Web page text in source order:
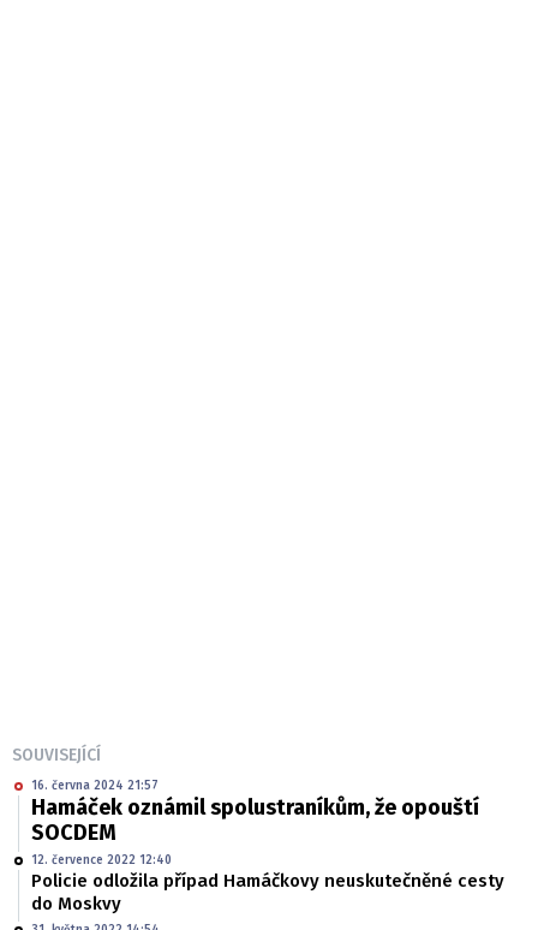
SOUVISEJÍCÍ
16. června 2024 21:57
Hamáček oznámil spolustraníkům, že opouští
SOCDEM
12. července 2022 12:40
Policie odložila případ Hamáčkovy neuskutečněné cesty
do Moskvy